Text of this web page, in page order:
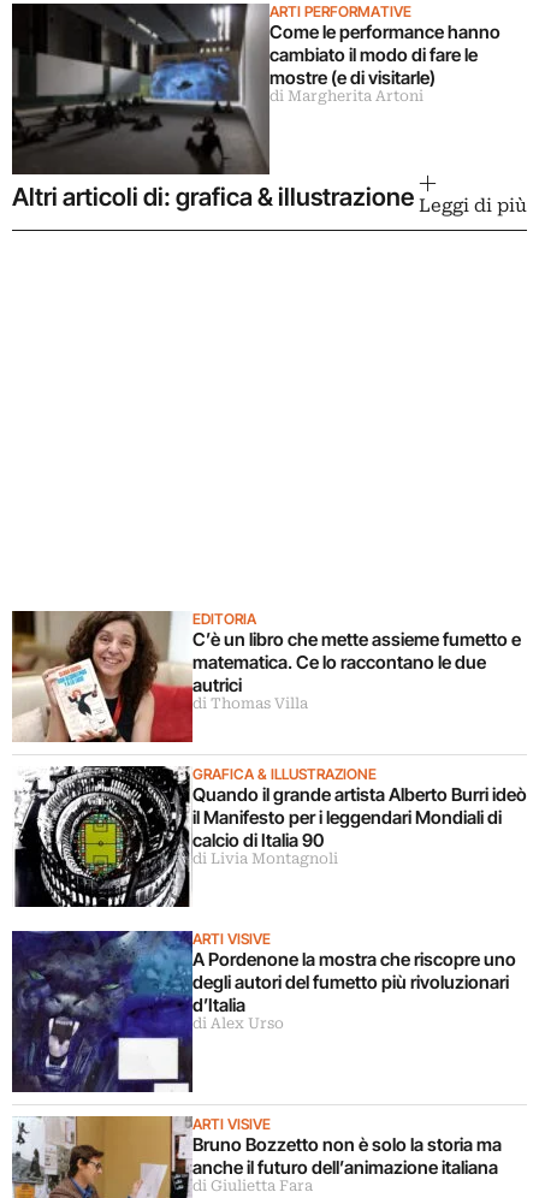
ARTI PERFORMATIVE
Come le performance hanno
cambiato il modo di fare le
mostre (e di visitarle)
di Margherita Artoni
Altri articoli di: grafica & illustrazione Leggi di più
EDITORIA
C’è un libro che mette assieme fumetto e
matematica. Ce lo raccontano le due
autrici
di Thomas Villa
GRAFICA & ILLUSTRAZIONE
Quando il grande artista Alberto Burri ideò
il Manifesto per i leggendari Mondiali di
calcio di Italia 90
di Livia Montagnoli
ARTI VISIVE
A Pordenone la mostra che riscopre uno
degli autori del fumetto più rivoluzionari
d’Italia
di Alex Urso
ARTI VISIVE
Bruno Bozzetto non è solo la storia ma
anche il futuro dell’animazione italiana
di Giulietta Fara